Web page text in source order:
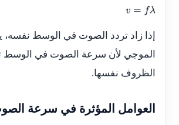
v =f λ
إذا زاد تردد الصوت في الوسط نفسه،
الموجي لأن سرعة الصوت في الوسط
الظروف نفسها.
العوامل المؤثرة في سرعة